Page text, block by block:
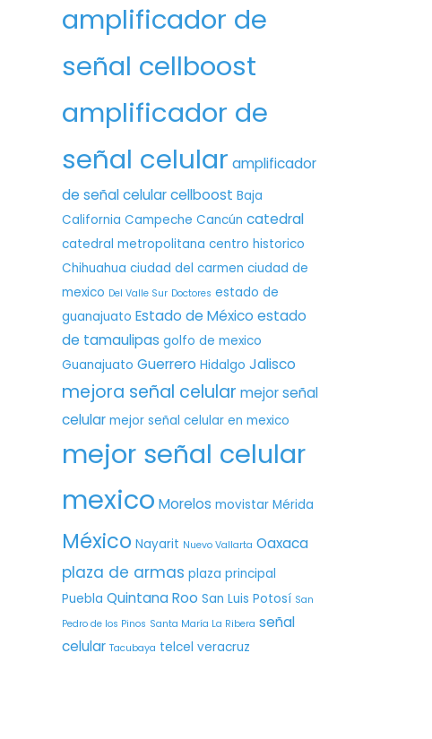
amplificador de
señal cellboost
amplificador de
señal celular amplificador
de señal celular cellboost Baja
California Campeche Cancún catedral
catedral metropolitana centro historico
Chihuahua ciudad del carmen ciudad de
mexico Del Valle Sur Doctores estado de
guanajuato Estado de México estado
de tamaulipas golfo de mexico
Guanajuato Guerrero Hidalgo Jalisco
mejora señal celular mejor señal
celular mejor señal celular en mexico
mejor señal celular
mexico Morelos movistar Mérida
México Nayarit Nuevo Vallarta Oaxaca
plaza de armas plaza principal
Puebla Quintana Roo San Luis Potosí San
Pedro de los Pinos Santa María La Ribera señal
celular Tacubaya telcel veracruz